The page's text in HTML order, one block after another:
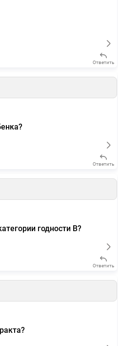
Ответить
Ответить
годности В?
Ответить